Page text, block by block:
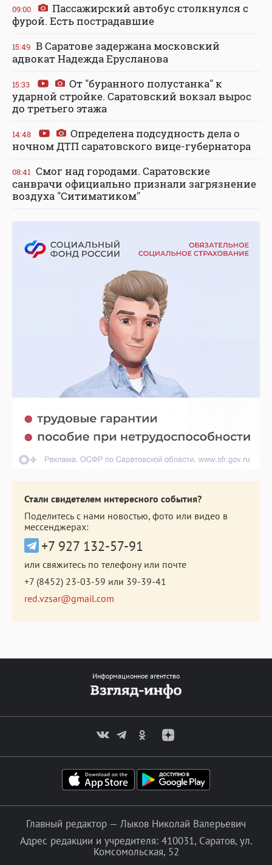
09:00
Пассажирский автобус столкнулся с
фурой. Есть пострадавшие
15:49 В Саратове задержана московский
адвокат Надежда Ерусланова
15:33
От "буранного полустанка" к
ударной стройке. Саратовский вокзал вырос
до третьего этажа
14:48
Определена подсудность дела о
ночном ДТП саратовского вице-губернатора
08:41 Смог над городами. Саратовские
санврачи официально признали загрязнение
воздуха "Ситиматиком"
Стали свидетелем интересного события?
Поделитесь с нами новостью, фото или видео в
мессенджерах:
+7 927 132-57-91
или свяжитесь по телефону или почте
+7 (8452) 23-03-59 или 39-39-41
red.vzsar@gmail.com
Информационное агентство
Главный редактор — Лыков Николай Валерьевич
Адрес редакции и учредителя: 410031, Саратов, ул.
Комсомольская, 52